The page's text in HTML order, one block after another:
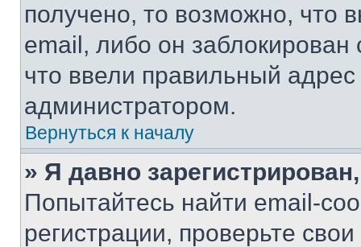
получено, то возможно, что
email, либо он
что ввели правильный адрес
администратором.
Вернуться к началу
» Я давно
Попытайтесь найти email-
регистрации, проверьте